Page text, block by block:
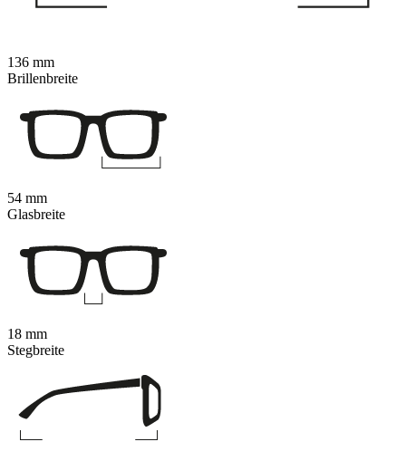
136 mm
Brillenbreite
54 mm
Glasbreite
18 mm
Stegbreite